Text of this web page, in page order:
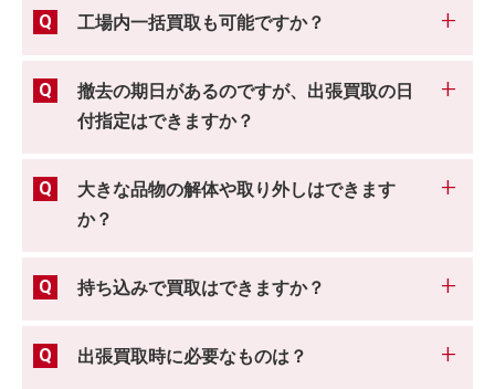
工場内一括買取も可能ですか？
撤去の期日があるのですが、出張買取の日
付指定はできますか？
大きな品物の解体や取り外しはできます
か？
持ち込みで買取はできますか？
出張買取時に必要なものは？